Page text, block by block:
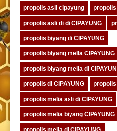
propolis asli cipayung propolis
propolis asli di di CIPAYUNG
propolis biyang di CIPAYUNG
propolis biyang melia CIPAYUNG
propolis biyang melia di
propolis di CIPAYUNG propolis
propolis melia asli di CIPAYUNG
propolis melia biyang CIPAYUNG
propolis melia di CIPAYUNG